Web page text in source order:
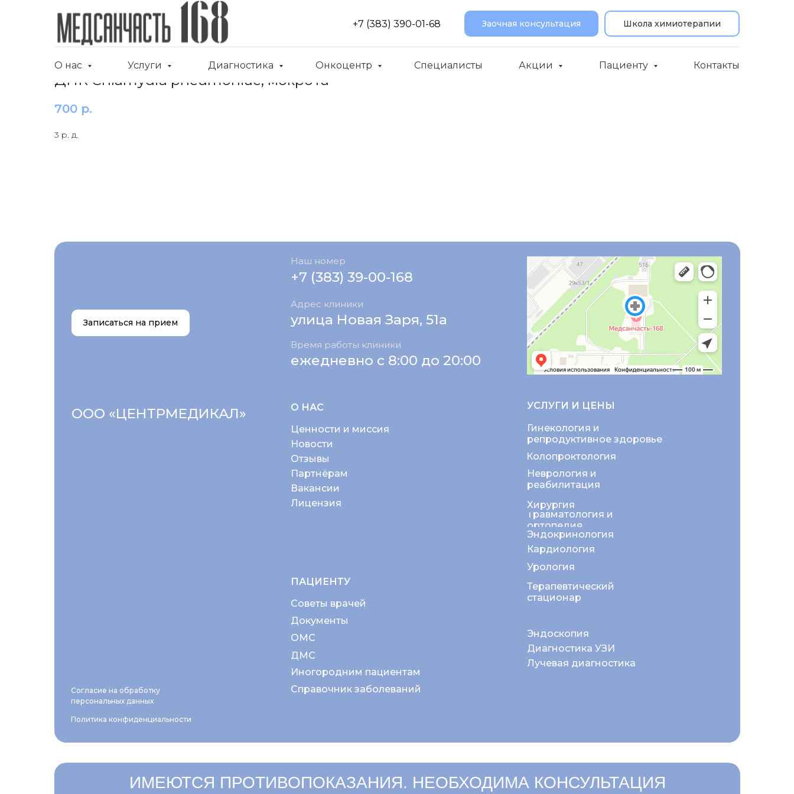
+7 (383) 390-01-68 Заочная консультация Школа химиотерапии
О нас Услуги Диагностика Онкоцентр Специалисты Акции Пациенту Контакты
ДНК Chlamydia pneumoniae, мокрота
700 р.
3 р. д.
О НАС
Политика конфиденциальности
Согласие на обработку
персональных данных
Ценности и миссия
Новости
+7 (383) 39-00-168
Отзывы
Партнёрам
Вакансии
Лицензия
Неврология и
реабилитация
Колопроктология
Хирургия
Гинекология и
репродуктивное здоровье
Диагностика УЗИ
Эндоскопия
Травматология и
ортопедия
Эндокринология
Терапевтический
стационар
Кардиология
Урология
Лучевая диагностика
УСЛУГИ И ЦЕНЫ
ПАЦИЕНТУ
Советы врачей
ОМС
Документы
ДМС
Иногородним пациентам
Справочник заболеваний
Наш номер
ежедневно с 8:00 до 20:00
Время работы клиники
Адрес клиники
улица Новая Заря, 51а
ООО «ЦЕНТРМЕДИКАЛ»
Записаться на прием
ИМЕЮТСЯ ПРОТИВОПОКАЗАНИЯ. НЕОБХОДИМА КОНСУЛЬТАЦИЯ